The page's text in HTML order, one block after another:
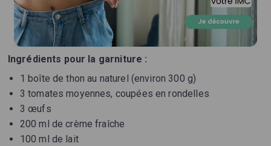
Ingrédients pour la garniture :
1 boîte de thon au naturel (environ 300 g)
3 tomates moyennes, coupées en rondelles
3 œufs
200 ml de crème fraîche
100 ml de lait